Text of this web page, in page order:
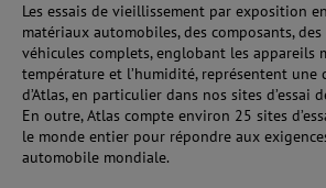
Les essais de vieillissement par exposition
matériaux automobiles, des composants,
véhicules complets, englobant les appareils
température et l’humidité, représentent une
d’Atlas, en particulier dans nos sites d’essai
En outre, Atlas compte environ 25 sites
le monde entier pour répondre aux
automobile mondiale.